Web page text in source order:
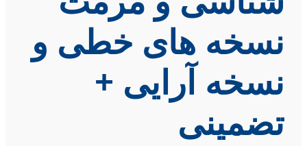
نسخه های خطی و
نسخه آرایی +
تضمینی